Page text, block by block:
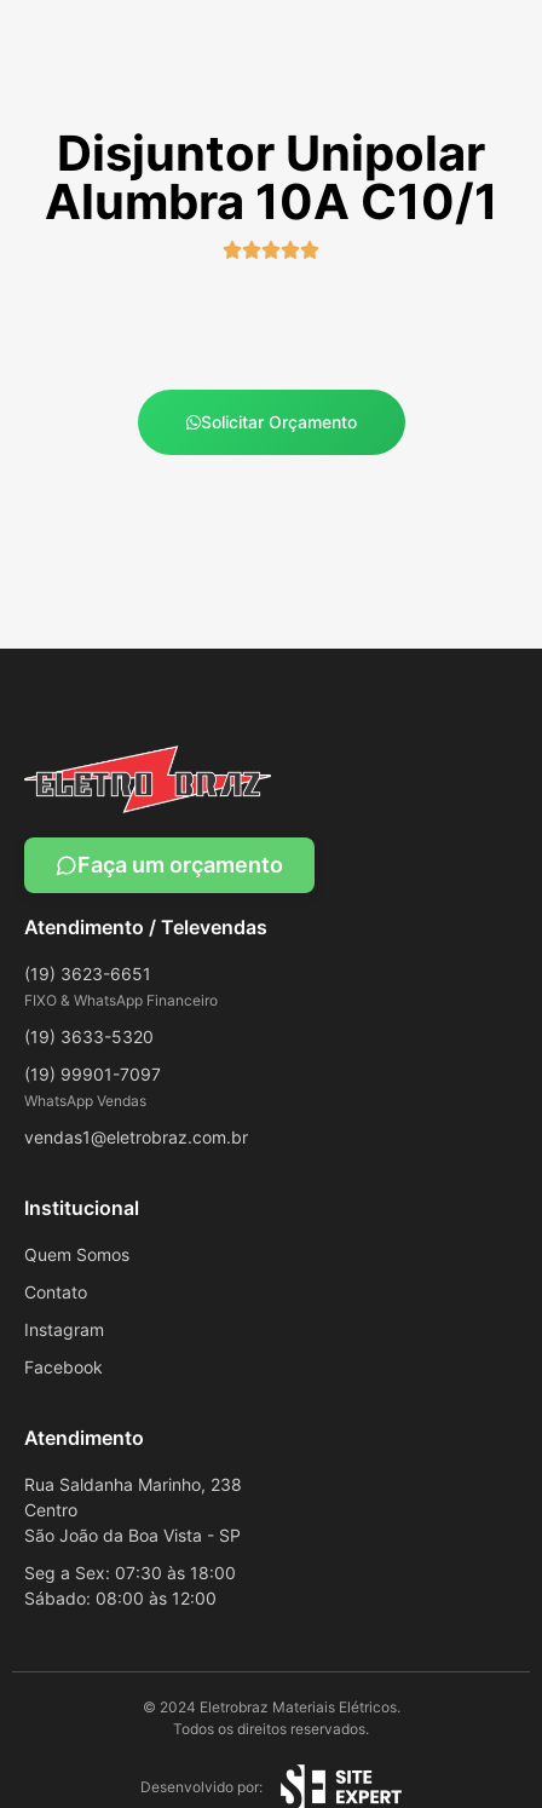
Disjuntor Unipolar
Alumbra 10A C10/1

Solicitar Orçamento
Faça um orçamento
Atendimento / Televendas
(19) 3623-6651
FIXO & WhatsApp Financeiro
(19) 3633-5320
(19) 99901-7097
WhatsApp Vendas
vendas1@eletrobraz.com.br
Institucional
Quem Somos
Contato
Instagram
Facebook
Atendimento
Rua Saldanha Marinho, 238
Centro
São João da Boa Vista - SP
Seg a Sex: 07:30 às 18:00
Sábado: 08:00 às 12:00
© 2024 Eletrobraz Materiais Elétricos.
Todos os direitos reservados.
Desenvolvido por: